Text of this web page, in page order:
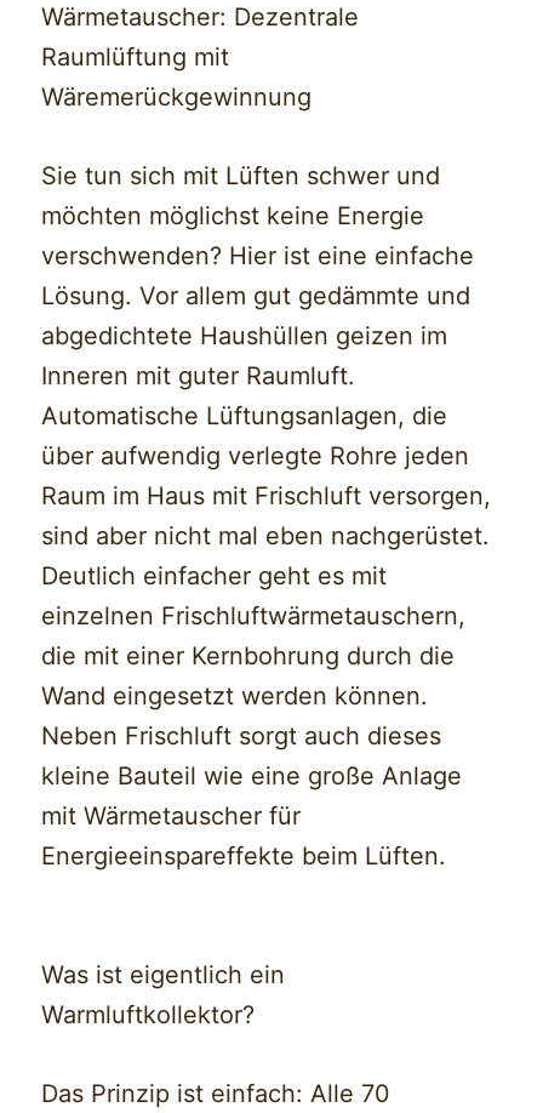
Wärmetauscher: Dezentrale
Raumlüftung mit
Wäremerückgewinnung
Sie tun sich mit Lüften schwer und
möchten möglichst keine Energie
verschwenden? Hier ist eine einfache
Lösung. Vor allem gut gedämmte und
abgedichtete Haushüllen geizen im
Inneren mit guter Raumluft.
Automatische Lüftungsanlagen, die
über aufwendig verlegte Rohre jeden
Raum im Haus mit Frischluft versorgen,
sind aber nicht mal eben nachgerüstet.
Deutlich einfacher geht es mit
einzelnen Frischluftwärmetauschern,
die mit einer Kernbohrung durch die
Wand eingesetzt werden können.
Neben Frischluft sorgt auch dieses
kleine Bauteil wie eine große Anlage
mit Wärmetauscher für
Energieeinspareffekte beim Lüften.
Was ist eigentlich ein
Warmluftkollektor?
Das Prinzip ist einfach: Alle 70